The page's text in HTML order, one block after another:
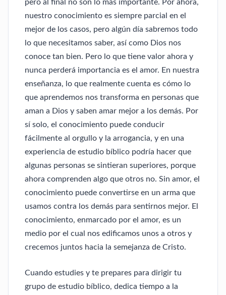
pero al final no son lo más importante. Por ahora,
nuestro conocimiento es siempre parcial en el
mejor de los casos, pero algún día sabremos todo
lo que necesitamos saber, así como Dios nos
conoce tan bien. Pero lo que tiene valor ahora y
nunca perderá importancia es el amor. En nuestra
enseñanza, lo que realmente cuenta es cómo lo
que aprendemos nos transforma en personas que
aman a Dios y saben amar mejor a los demás. Por
sí solo, el conocimiento puede conducir
fácilmente al orgullo y la arrogancia, y en una
experiencia de estudio bíblico podría hacer que
algunas personas se sintieran superiores, porque
ahora comprenden algo que otros no. Sin amor, el
conocimiento puede convertirse en un arma que
usamos contra los demás para sentirnos mejor. El
conocimiento, enmarcado por el amor, es un
medio por el cual nos edificamos unos a otros y
crecemos juntos hacia la semejanza de Cristo.
Cuando estudies y te prepares para dirigir tu
grupo de estudio bíblico, dedica tiempo a la